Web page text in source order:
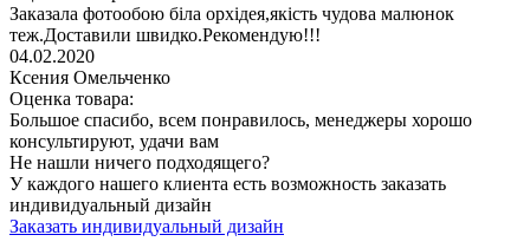
Заказала фотообою біла орхідея,якість чудова малюнок
теж.Доставили швидко.Рекомендую!!!
04.02.2020
Ксения Омельченко
Оценка товара:
Большое спасибо, всем понравилось, менеджеры хорошо
консультируют, удачи вам
Не нашли ничего подходящего?
У каждого нашего клиента есть возможность заказать
индивидуальный дизайн
Заказать индивидуальный дизайн